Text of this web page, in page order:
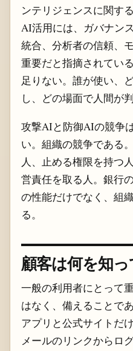
ンテリジェンスに関す
AI活用には、ガバナン
統合、分析者の信頼、
重要だと指摘されてい
足りない。誰が使い、
し、どの場面で人間が
攻撃AIと防御AIの競争
い。組織の競争である
人、止める権限を持つ
営責任を取る人。銀行
の性能だけでなく、組
る。
顧客は何を知
一般の利用者にとって
はなく、備えることで
アプリと公式サイトだ
メールのリンクからロ